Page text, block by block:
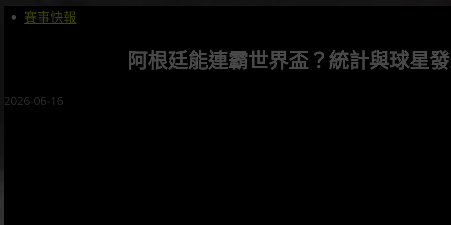
賽事快報
阿根廷能連霸世界盃？統計與球星
2026-06-16